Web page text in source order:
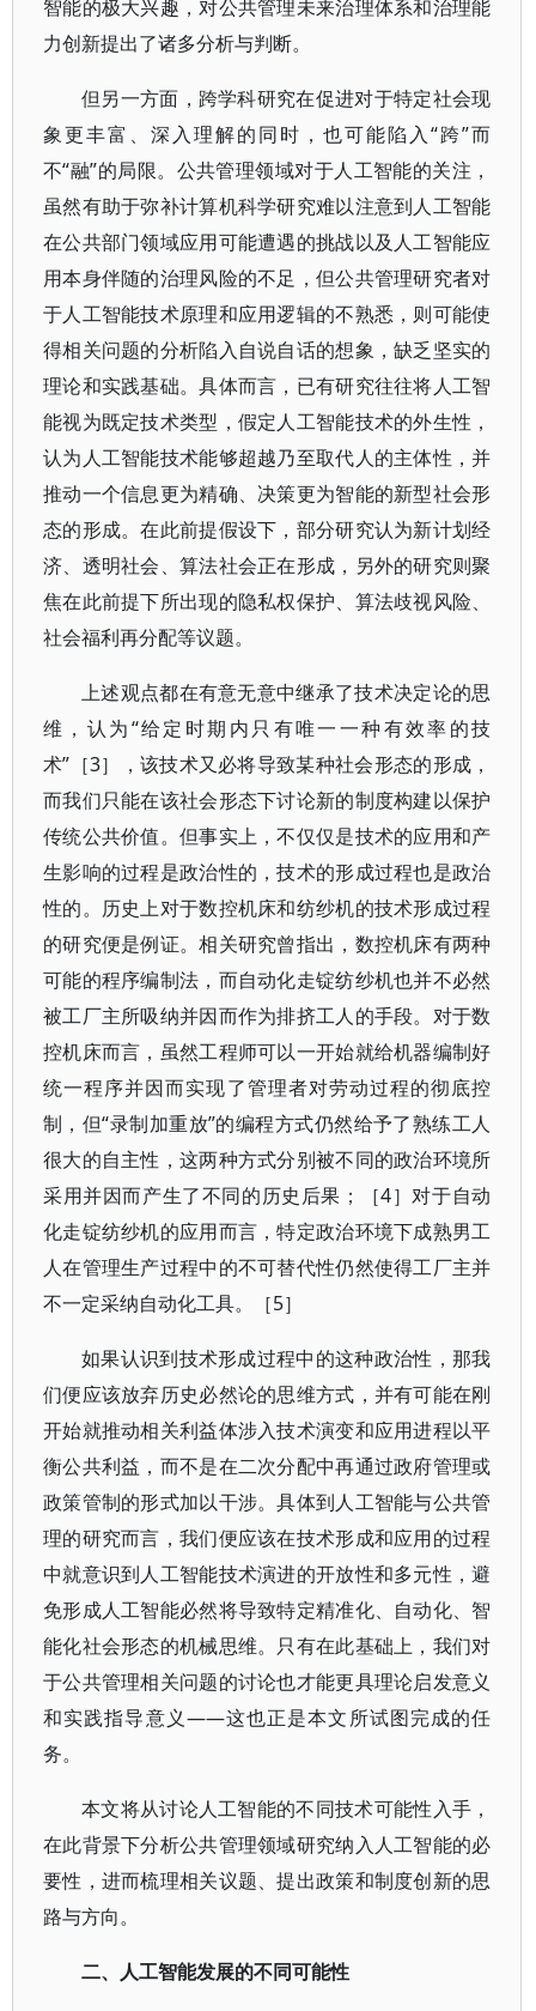
智能的极大兴趣，对公共管理未来治理体系和治理能
力创新提出了诸多分析与判断。
但另一方面，跨学科研究在促进对于特定社会现
象更丰富、深入理解的同时，也可能陷入“跨”而
不“融”的局限。公共管理领域对于人工智能的关注，
虽然有助于弥补计算机科学研究难以注意到人工智能
在公共部门领域应用可能遭遇的挑战以及人工智能应
用本身伴随的治理风险的不足，但公共管理研究者对
于人工智能技术原理和应用逻辑的不熟悉，则可能使
得相关问题的分析陷入自说自话的想象，缺乏坚实的
理论和实践基础。具体而言，已有研究往往将人工智
能视为既定技术类型，假定人工智能技术的外生性，
认为人工智能技术能够超越乃至取代人的主体性，并
推动一个信息更为精确、决策更为智能的新型社会形
态的形成。在此前提假设下，部分研究认为新计划经
济、透明社会、算法社会正在形成，另外的研究则聚
焦在此前提下所出现的隐私权保护、算法歧视风险、
社会福利再分配等议题。
上述观点都在有意无意中继承了技术决定论的思
维，认为“给定时期内只有唯一一种有效率的技
术”［3］，该技术又必将导致某种社会形态的形成，
而我们只能在该社会形态下讨论新的制度构建以保护
传统公共价值。但事实上，不仅仅是技术的应用和产
生影响的过程是政治性的，技术的形成过程也是政治
性的。历史上对于数控机床和纺纱机的技术形成过程
的研究便是例证。相关研究曾指出，数控机床有两种
可能的程序编制法，而自动化走锭纺纱机也并不必然
被工厂主所吸纳并因而作为排挤工人的手段。对于数
控机床而言，虽然工程师可以一开始就给机器编制好
统一程序并因而实现了管理者对劳动过程的彻底控
制，但“录制加重放”的编程方式仍然给予了熟练工人
很大的自主性，这两种方式分别被不同的政治环境所
采用并因而产生了不同的历史后果；［4］对于自动
化走锭纺纱机的应用而言，特定政治环境下成熟男工
人在管理生产过程中的不可替代性仍然使得工厂主并
不一定采纳自动化工具。［5］
如果认识到技术形成过程中的这种政治性，那我
们便应该放弃历史必然论的思维方式，并有可能在刚
开始就推动相关利益体涉入技术演变和应用进程以平
衡公共利益，而不是在二次分配中再通过政府管理或
政策管制的形式加以干涉。具体到人工智能与公共管
理的研究而言，我们便应该在技术形成和应用的过程
中就意识到人工智能技术演进的开放性和多元性，避
免形成人工智能必然将导致特定精准化、自动化、智
能化社会形态的机械思维。只有在此基础上，我们对
于公共管理相关问题的讨论也才能更具理论启发意义
和实践指导意义——这也正是本文所试图完成的任
务。
本文将从讨论人工智能的不同技术可能性入手，
在此背景下分析公共管理领域研究纳入人工智能的必
要性，进而梳理相关议题、提出政策和制度创新的思
路与方向。
二、人工智能发展的不同可能性